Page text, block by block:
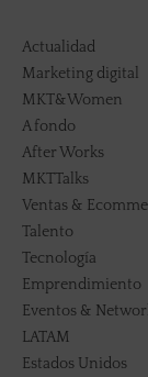
Actualidad
Marketing digital
MKT&Women
A fondo
After Works
MKTTalks
Ventas &
Talento
Tecnología
Emprendimiento
Eventos &
LATAM
Estados Unidos